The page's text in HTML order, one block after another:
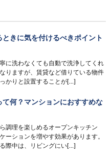
きに気を付けるべきポイント
に洗わなくても自動で洗浄してくれ
りますが、賃貸など借りている物件
かりと設置することが[…]
何？マンションにおすすめな
調理を楽しめるオープンキッチン
ーションを増やす効果があります。
際中は、リビングにい[…]